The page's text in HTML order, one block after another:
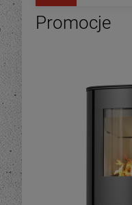
Promocje